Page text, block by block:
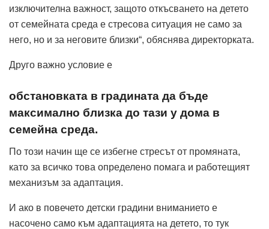
изключителна важност, защото откъсването на детето
от семейната среда е стресова ситуация не само за
него, но и за неговите близки“, обяснява директорката.
Друго важно условие е
обстановката в градината да бъде
максимално близка до тази у дома в
семейна среда.
По този начин ще се избегне стресът от промяната,
като за всичко това определено помага и работещият
механизъм за адаптация.
И ако в повечето детски градини вниманието е
насочено само към адаптацията на детето, то тук